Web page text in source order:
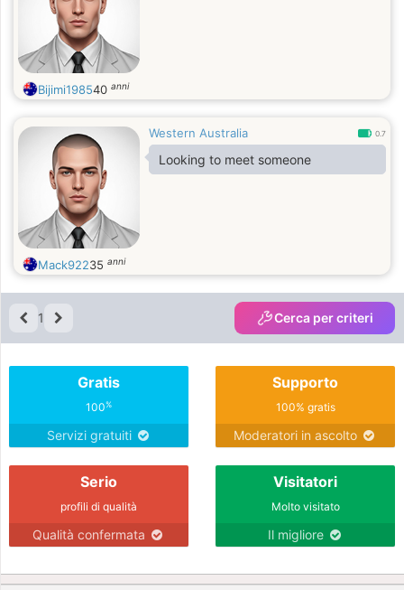
Bijimi198540 anni
Western Australia 0.7
Looking to meet someone
Mack92235 anni
1 Cerca per criteri
Gratis
100%
Servizi gratuiti
Supporto
100% gratis
Moderatori in ascolto
Serio
profili di qualità
Qualità confermata
Visitatori
Molto visitato
Il migliore